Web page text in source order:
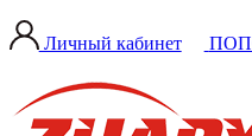
Личный кабинет